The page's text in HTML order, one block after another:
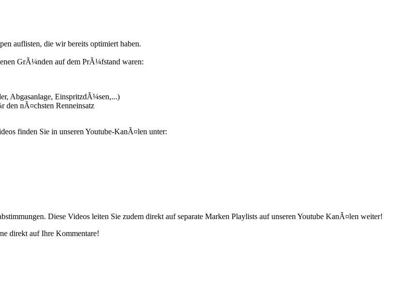
auflisten, die wir bereits optimiert haben.
GrÃ¼nden auf dem PrÃ¼fstand waren:
Abgasanlage, EinspritzdÃ¼sen,...)
den nÃ¤chsten Renneinsatz
finden Sie in unseren Youtube-KanÃ¤len unter:
Diese Videos leiten Sie zudem direkt auf separate Marken Playlists auf unseren Youtube KanÃ¤len weiter!
direkt auf Ihre Kommentare!